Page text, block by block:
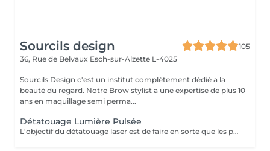
Sourcils design
105
36, Rue de Belvaux Esch-sur-Alzette L-4025
Sourcils Design c'est un institut complètement dédié a la
beauté du regard. Notre Brow stylist a une expertise de plus 10
ans en maquillage semi perma...
Détatouage Lumière Pulsée
L'objectif du détatouage laser est de faire en sorte que les particules d'encre soient digérables par l'organisme. Ainsi le faisceau d'énergie du laser vise le pigment et permet de le faire éclater. Il va ensuite être éliminé par les globules blancs. La quantité de séances dépendra du type d'encre, de la peau et de la technique utilisée par le professionnel qui a réalisé votre tatouage des sourcils. seulement un mois apres la première séance la praticienne pourra déterminer le numéro de séances nécessaires, dans. certaines cas une seule séance suffit comme dans certains outres nous pouvons besoin de trois ou plus. Les poils peuvent temporairement devenir blancs "en raison de l'élimination des pigments" explique l'experte. Cette décoloration est courante et temporaire (en quelques jours seulement, les sourcils retrouvent leur couleur d'origine).